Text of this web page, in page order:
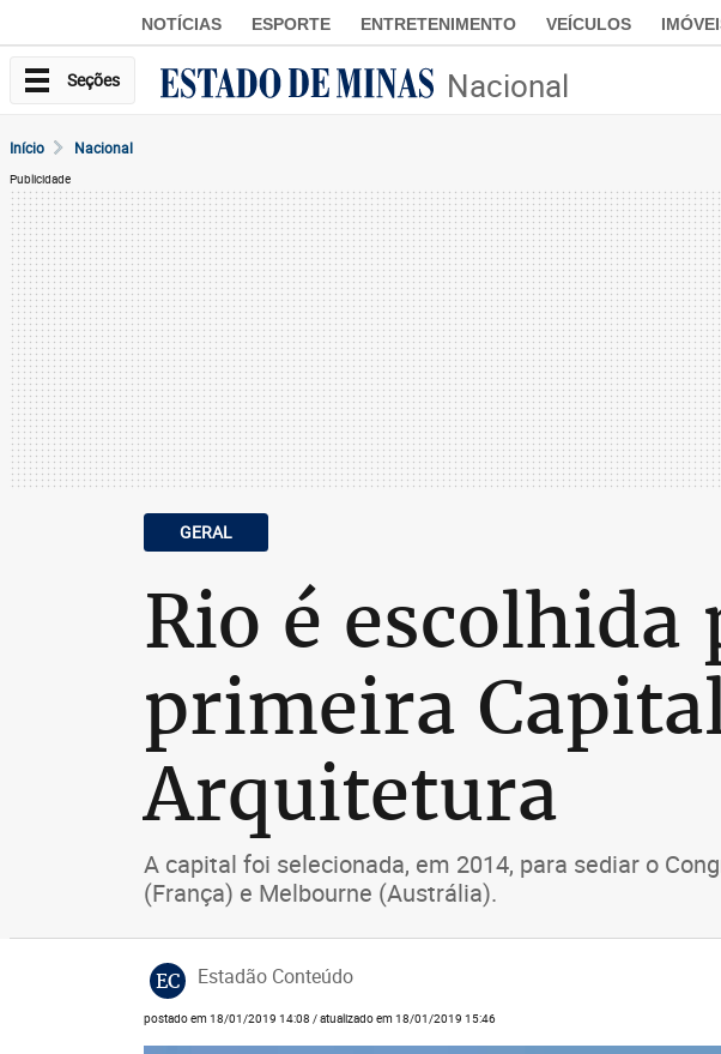
NOTÍCIAS ESPORTE ENTRETENIMENTO VEÍCULOS
Seções Nacional
Início Nacional
Publicidade
GERAL
Rio é escolhida
primeira
Arquitetura
A capital foi selecionada, em 2014, para sediar o
(França) e Melbourne (Austrália).
EC Estadão Conteúdo
postado em 18/01/2019 14:08 / atualizado em 18/01/2019 15:46